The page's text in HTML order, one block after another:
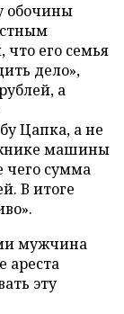
обочины
его семья
дело»,
а
Цапка, а не
машины
чего сумма
В итоге
мужчина
ареста
эту